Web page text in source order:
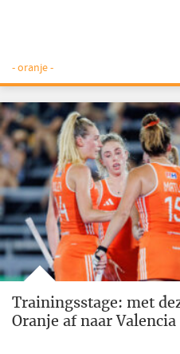
- oranje -
Trainingsstage: met
Oranje af naar Valencia